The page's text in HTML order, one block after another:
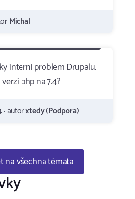
Michal
interni problem Drupalu.
php na 7.4?
· autorxtedy (Podpora)
na všechna témata